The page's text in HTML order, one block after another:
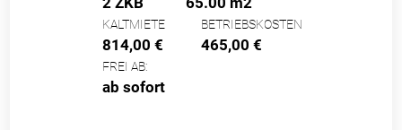
KALTMIETE
814,00 €
BETRIEBSKOSTEN
465,00 €
FREI AB:
ab sofort